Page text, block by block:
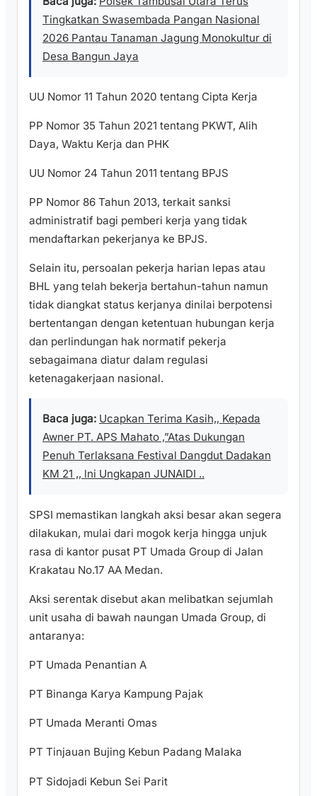
Tingkatkan Swasembada Pangan Nasional
2026 Pantau Tanaman Jagung Monokultur di
Desa Bangun Jaya
UU Nomor 11 Tahun 2020 tentang Cipta Kerja
PP Nomor 35 Tahun 2021 tentang PKWT, Alih
Daya, Waktu Kerja dan PHK
UU Nomor 24 Tahun 2011 tentang BPJS
PP Nomor 86 Tahun 2013, terkait sanksi
administratif bagi pemberi kerja yang tidak
mendaftarkan pekerjanya ke BPJS.
Selain itu, persoalan pekerja harian lepas atau
BHL yang telah bekerja bertahun-tahun namun
tidak diangkat status kerjanya dinilai berpotensi
bertentangan dengan ketentuan hubungan kerja
dan perlindungan hak normatif pekerja
sebagaimana diatur dalam regulasi
ketenagakerjaan nasional.
Baca juga: Ucapkan Terima Kasih,, Kepada
Awner PT. APS Mahato ,”Atas Dukungan
Penuh Terlaksana Festival Dangdut Dadakan
KM 21 ,, lni Ungkapan JUNAIDI ..
SPSI memastikan langkah aksi besar akan segera
dilakukan, mulai dari mogok kerja hingga unjuk
rasa di kantor pusat PT Umada Group di Jalan
Krakatau No.17 AA Medan.
Aksi serentak disebut akan melibatkan sejumlah
unit usaha di bawah naungan Umada Group, di
antaranya:
PT Umada Penantian A
PT Binanga Karya Kampung Pajak
PT Umada Meranti Omas
PT Tinjauan Bujing Kebun Padang Malaka
PT Sidojadi Kebun Sei Parit